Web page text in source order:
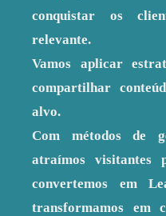
conquistar os
relevante.
Vamos aplicar
compartilhar
alvo.
Com métodos de
atraímos visitantes
convertemos em
transformamos em